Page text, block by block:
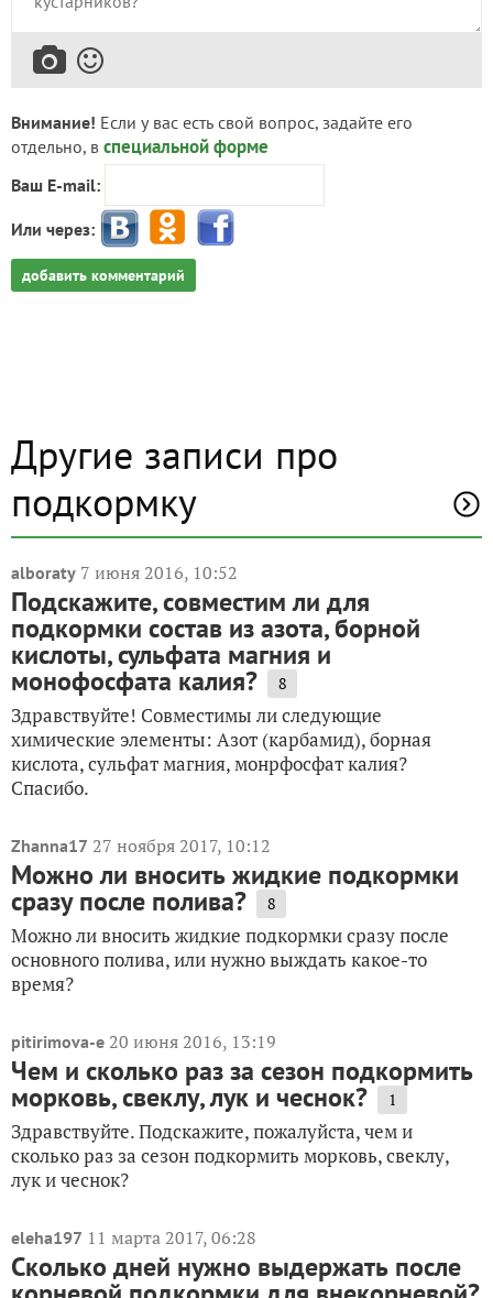
Внимание! Если у вас есть свой вопрос, задайте его
отдельно, в специальной форме
Ваш E-mail:
Или через:
добавить комментарий
Другие записи про
подкормку
alboraty 7 июня 2016, 10:52
Подскажите, совместим ли для
подкормки состав из азота, борной
кислоты, сульфата магния и
монофосфата калия? 8
Здравствуйте! Совместимы ли следующие
химические элементы: Азот (карбамид), борная
кислота, сульфат магния, монрфосфат калия?
Спасибо.
Zhanna17 27 ноября 2017, 10:12
Можно ли вносить жидкие подкормки
сразу после полива? 8
Можно ли вносить жидкие подкормки сразу после
основного полива, или нужно выждать какое-то
время?
pitirimova-e 20 июня 2016, 13:19
Чем и сколько раз за сезон подкормить
морковь, свеклу, лук и чеснок? 1
Здравствуйте. Подскажите, пожалуйста, чем и
сколько раз за сезон подкормить морковь, свеклу,
лук и чеснок?
eleha197 11 марта 2017, 06:28
Сколько дней нужно выдержать после